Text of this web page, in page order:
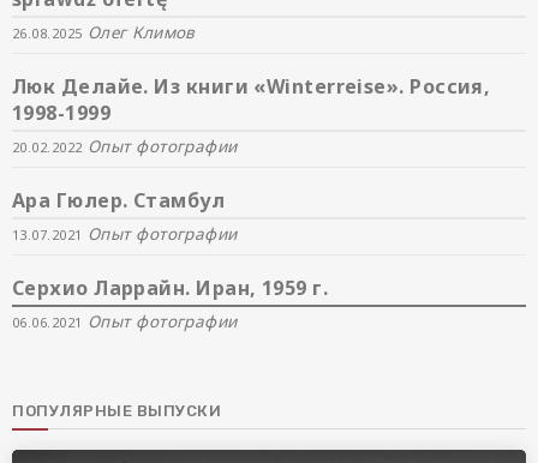
26.08.2025 Олег Климов
Люк Делайе. Из книги «Winterreise». Россия,
1998-1999
20.02.2022 Опыт фотографии
Ара Гюлер. Стамбул
13.07.2021 Опыт фотографии
Серхио Ларрайн. Иран, 1959 г.
06.06.2021 Опыт фотографии
ПОПУЛЯРНЫЕ ВЫПУСКИ